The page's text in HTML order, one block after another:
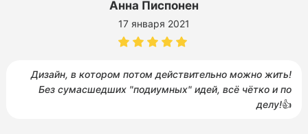
Анна Писпонен
17 января 2021
Дизайн, в котором потом действительно можно жить!
Без сумаcшедших "подиумных" идей, всё чётко и по
делу!👍